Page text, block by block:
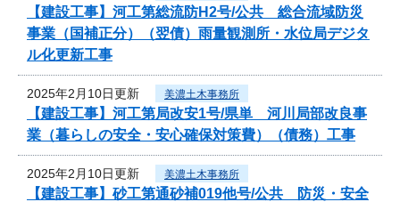
【建設工事】河工第総流防H2号/公共 総合流域防災
事業（国補正分）（翌債）雨量観測所・水位局デジタ
ル化更新工事
2025年2月10日更新 美濃土木事務所
【建設工事】河工第局改安1号/県単 河川局部改良事
業（暮らしの安全・安心確保対策費）（債務）工事
2025年2月10日更新 美濃土木事務所
【建設工事】砂工第通砂補019他号/公共 防災・安全